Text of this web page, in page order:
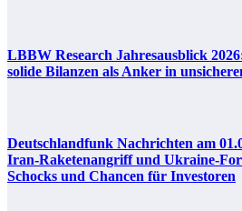
LBBW Research Jahresausblick
solide Bilanzen als Anker in
Deutschlandfunk Nachrichten am
Iran-Raketenangriff und Ukraine-
Schocks und Chancen für Investoren